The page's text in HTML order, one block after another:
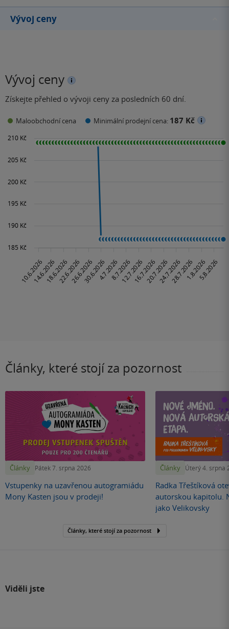
Vývoj ceny
Vývoj ceny
Získejte přehled o vývoji ceny za posledních 60 dní.
Maloobchodní cena Minimální prodejní cena: 187 Kč
Články, které stojí za pozornost
Články Pátek 7. srpna 2026
Vstupenky na uzavřenou autogramiádu
Mony Kasten jsou v prodeji!
Články Úterý 4. srpna
Radka Třeštíková
autorskou kapitolu.
jako Velikovsky
Články, které stojí za pozornost
Viděli jste